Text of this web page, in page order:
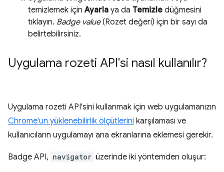
temizlemek içinAyarla ya da Temizle düğmesini
tıklayın. Badge value(Rozet değeri) için bir sayı da
belirtebilirsiniz.
Uygulama rozeti API'si nasıl kullanılır?
Uygulama rozeti API'sini kullanmak için web uygulamanızın
Chrome'un yüklenebilirlik ölçütlerini karşılaması ve
kullanıcıların uygulamayı ana ekranlarına eklemesi gerekir.
Badge API, navigator üzerinde iki yöntemden oluşur: